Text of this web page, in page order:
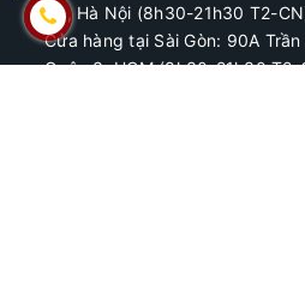
Đa, Hà Nội (8h30-21h30 T2-
Cửa hàng tại Sài Gòn: 90A
Quận 3, HCM (8h30-21h30 T2-